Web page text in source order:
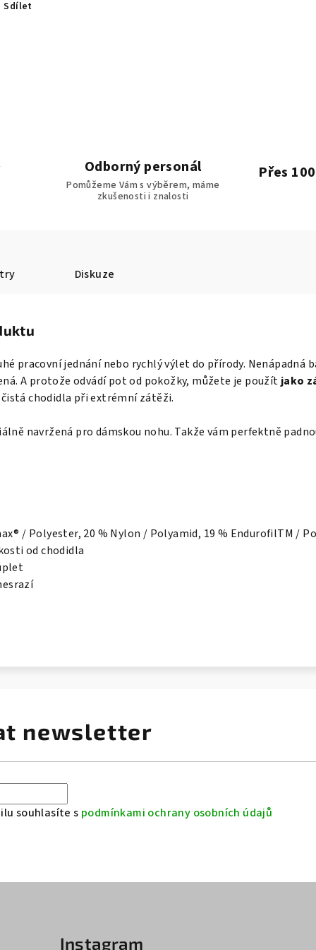
Sdílet
Odborný personál
Pomůžeme Vám s výběrem, máme
zkušenosti i znalosti
Přes
Diskuze
pracovní jednání nebo rychlý výlet do přírody. Nenápadná
A protože odvádí pot od pokožky, můžete je použítjako
čistá chodidla při extrémní zátěži.
navržená pro dámskou nohu. Takže vám perfektně
/ Polyester, 20 % Nylon / Polyamid, 19 % EndurofilTM /
od chodidla
newsletter
souhlasíte s podmínkami ochrany osobních údajů
Instagram